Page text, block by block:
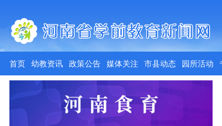
首页 幼教资讯 政策公告 媒体关注 市县动态 园所活动